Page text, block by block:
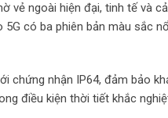
vẻ ngoài hiện đại, tinh tế
5G có ba phiên bản màu sắc
chứng nhận IP64, đảm bảo
điều kiện thời tiết khắc